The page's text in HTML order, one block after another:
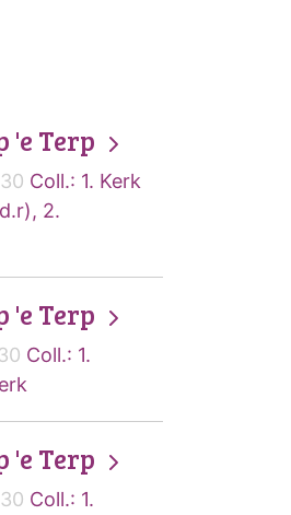
'e Terp
Coll.: 1. Kerk
2.
'e Terp
Coll.: 1.
'e Terp
Coll.: 1.